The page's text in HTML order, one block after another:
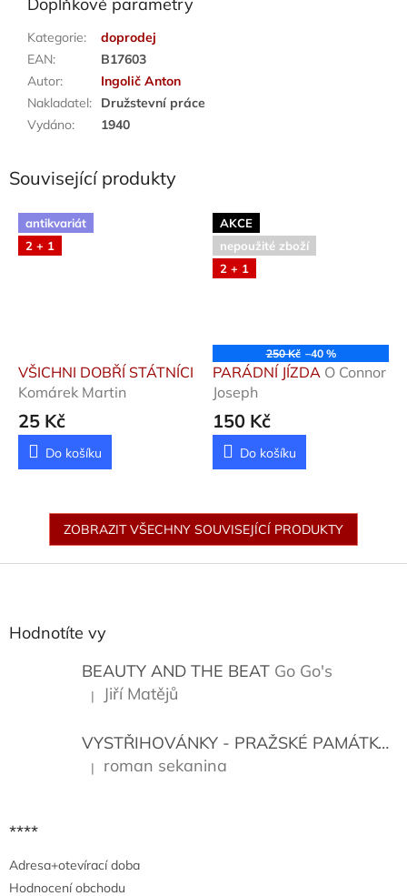
Kategorie:
doprodej
EAN:
B17603
Autor:
Ingolič Anton
Nakladatel:
Družstevní práce
Vydáno: 1940
Související produkty
antikvariát
2 + 1
VŠICHNI DOBŘÍ STÁTNÍCI
Komárek Martin
25 Kč
Do košíku
AKCE
nepoužité zboží
2 + 1
250 Kč –40 %
PARÁDNÍ JÍZDA O Connor
Joseph
150 Kč
Do košíku
ZOBRAZIT VŠECHNY SOUVISEJÍCÍ PRODUKTY
Hodnotíte vy
BEAUTY AND THE BEAT Go Go's
Hodnocení produktu je 5 z 5 hvězdiček.
| Jiří Matějů
VYSTŘIHOVÁNKY - PRAŽSKÉ PAMÁTKY
Hodnocení produktu je 5 z 5 hvězdiček.
| roman sekanina
****
Adresa+otevírací doba
Hodnocení obchodu